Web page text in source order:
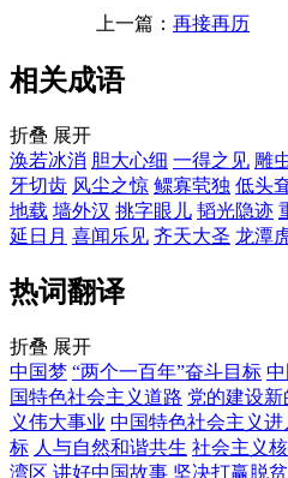
上一篇： 再接再历 下
相关成语
折叠 展开
涣若冰消 胆大心细 一得之见 雕
牙切齿 风尘之惊 鳏寡茕独 低头
地载 墙外汉 挑字眼儿 韬光隐迹
延日月 喜闻乐见 齐天大圣 龙潭
热词翻译
折叠 展开
中国梦 “两个一百年”奋斗目标
国特色社会主义道路 党的建设
义伟大事业 中国特色社会主义进
标 人与自然和谐共生 社会主义
湾区 讲好中国故事 坚决打赢脱